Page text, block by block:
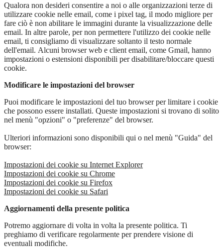
Qualora non desideri consentire a noi o alle organizzazioni terze di
utilizzare cookie nelle email, come i pixel tag, il modo migliore per
fare ciò è non abilitare le immagini durante la visualizzazione delle
email. In altre parole, per non permettere l'utilizzo dei cookie nelle
email, ti consigliamo di visualizzare soltanto il testo normale
dell'email. Alcuni browser web e client email, come Gmail, hanno
impostazioni o estensioni disponibili per disabilitare/bloccare questi
cookie.
Modificare le impostazioni del browser
Puoi modificare le impostazioni del tuo browser per limitare i cookie
che possono essere installati. Queste impostazioni si trovano di solito
nel menù "opzioni" o "preferenze" del browser.
Ulteriori informazioni sono disponibili qui o nel menù "Guida" del
browser:
Impostazioni dei cookie su Internet Explorer
Impostazioni dei cookie su Chrome
Impostazioni dei cookie su Firefox
Impostazioni dei cookie su Safari
Aggiornamenti della presente politica
Potremo aggiornare di volta in volta la presente politica. Ti
preghiamo di verificare regolarmente per prendere visione di
eventuali modifiche.